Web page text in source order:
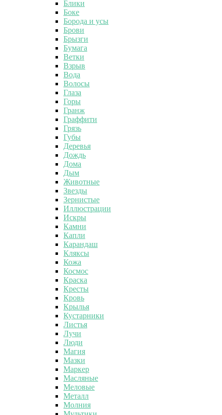
Блики
Боке
Борода и усы
Брови
Брызги
Бумага
Ветки
Взрыв
Вода
Волосы
Глаза
Горы
Гранж
Граффити
Грязь
Губы
Деревья
Дождь
Дома
Дым
Животные
Звезды
Зернистые
Иллюстрации
Искры
Камни
Капли
Карандаш
Кляксы
Кожа
Космос
Краска
Кресты
Кровь
Крылья
Кустарники
Листья
Лучи
Люди
Магия
Мазки
Маркер
Масляные
Меловые
Металл
Молния